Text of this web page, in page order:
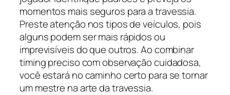
momentos mais seguros para a travessia.
Preste atenção nos tipos de veículos, pois
alguns podem ser mais rápidos ou
imprevisíveis do que outros. Ao combinar
timing preciso com observação cuidadosa,
você estará no caminho certo para se tornar
um mestre na arte da travessia.